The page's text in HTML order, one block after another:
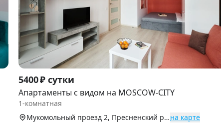
Item
1
of
5400 ₽ сутки
Апартаменты с видом на MOSCOW-CITY
1-комнатная
Мукомольный проезд 2, Пресненский р-н (Центр)на карте